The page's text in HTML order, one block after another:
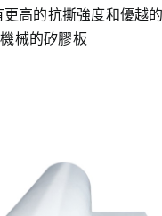
高的抗撕強度和優越
械的矽膠板